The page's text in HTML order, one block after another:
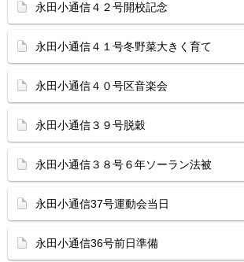
永田小通信４２号開校記念
永田小通信４１号冬野菜大きく育て
永田小通信４０号区音楽会
永田小通信３９号脱穀
永田小通信３８号６年ソーラン法被
永田小通信37号運動会当日
永田小通信36号前日準備